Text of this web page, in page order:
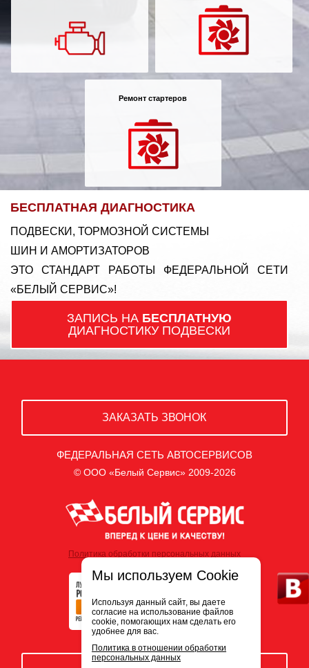
Ремонт стартеров
БЕСПЛАТНАЯ ДИАГНОСТИКА
ПОДВЕСКИ, ТОРМОЗНОЙ СИСТЕМЫ
ШИН И АМОРТИЗАТОРОВ
ЭТО СТАНДАРТ РАБОТЫ ФЕДЕРАЛЬНОЙ СЕТИ
«БЕЛЫЙ СЕРВИС»!
ЗАПИСЬ НА БЕСПЛАТНУЮ
ДИАГНОСТИКУ ПОДВЕСКИ
ЗАКАЗАТЬ ЗВОНОК
ФЕДЕРАЛЬНАЯ СЕТЬ АВТОСЕРВИСОВ
© ООО «Белый Сервис» 2009-2026
Политика обработки персональных данных
Мы используем Cookie
Используя данный сайт, вы даете
согласие на использование файлов
cookie, помогающих нам сделать его
удобнее для вас.
Политика в отношении обработки
персональных данных